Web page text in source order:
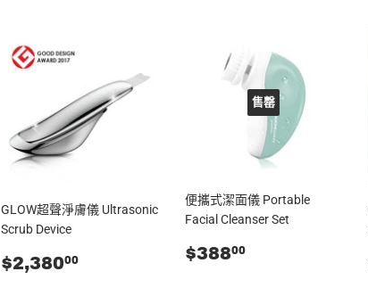
GLOW超聲淨膚儀 Ultrasonic
Scrub Device
零
$2,38000 $2,380.00
售罄
便攜式潔面儀 Portable
Facial Cleanser Set
零
$38800